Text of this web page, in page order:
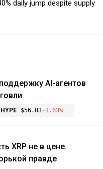
daily jump despite supply
AI-агентов
HYPE $56.03-1.63%
XRP не в цене.
правде